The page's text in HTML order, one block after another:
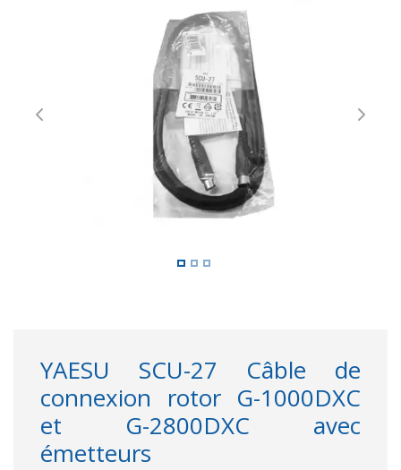
Previous Next
YAESU SCU-27 Câble de
connexion rotor G-1000DXC
et G-2800DXC avec
émetteurs